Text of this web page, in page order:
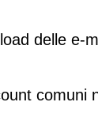
delle e-
comuni